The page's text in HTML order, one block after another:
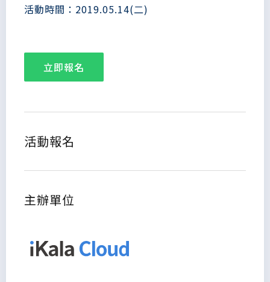
活動時間：2019.05.14(二)
立即報名
活動報名
主辦單位